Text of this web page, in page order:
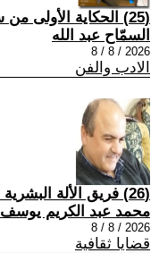
(25) الحكاية الأولى من سيرتي الذاتية، 24
السمّاح عبد الله
2026 / 8 / 8
الادب والفن
(26) فريق الألة البشرية - الحلقة السابعة والأخيرة
محمد عبد الكريم يوسف
2026 / 8 / 8
قضايا ثقافية